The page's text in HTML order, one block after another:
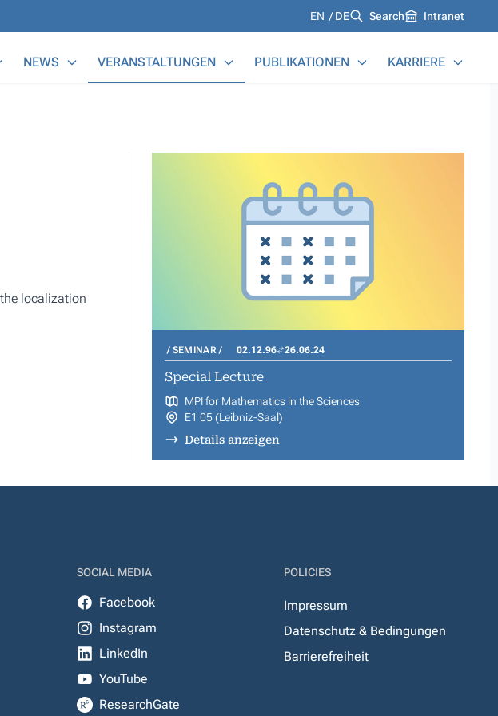
Languages
EN DE Search Intranet
NEWS VERANSTALTUNGEN PUBLIKATIONEN KARRIERE
localization
SEMINAR 02.12.96 26.06.24
Special Lecture
MPI for Mathematics in the Sciences
E1 05 (Leibniz-Saal)
Details anzeigen
SOCIAL MEDIA
Facebook
Instagram
LinkedIn
YouTube
ResearchGate
POLICIES
Impressum
Datenschutz & Bedingungen
Barrierefreiheit